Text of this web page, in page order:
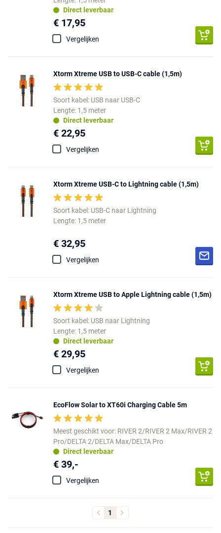
Direct leverbaar
€ 17,95
Vergelijken
Xtorm Xtreme USB to USB-C cable (1,5m)
Soort kabel: USB naar USB-C
Lengte: 1,5 meter
Direct leverbaar
€ 22,95
Vergelijken
Xtorm Xtreme USB-C to Lightning cable (1,5m)
Soort kabel: USB-C naar Lightning
Lengte: 1,5 meter
€ 32,95
Vergelijken
Xtorm Xtreme USB to Apple Lightning cable (1,5m)
Soort kabel: USB naar Lightning
Lengte: 1,5 meter
Direct leverbaar
€ 29,95
Vergelijken
EcoFlow Solar to XT60i Charging Cable 5m
Meest geschikt voor: RIVER 2/RIVER 2 Max/RIVER 2
Pro/DELTA 2/DELTA Max/DELTA Pro
Direct leverbaar
€ 39,-
Vergelijken
1